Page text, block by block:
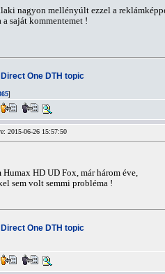
nagyon mellényúlt ezzel a
a saját kommentemet !
One DTH topic
]
2015-06-26 15:57:50
HD UD Fox, már három éve,
sem volt semmi probléma !
One DTH topic